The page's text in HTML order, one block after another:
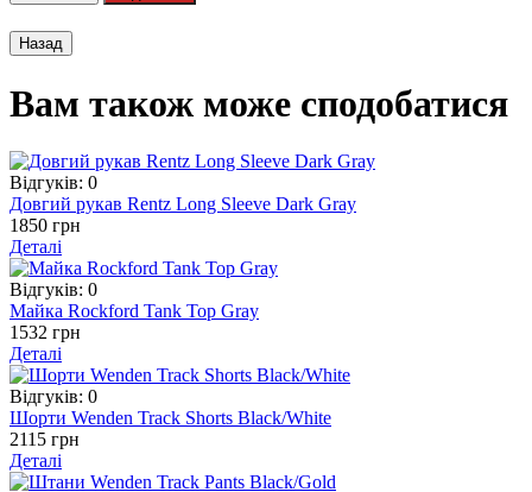
Вам також може сподобатися
Відгуків: 0
Довгий рукав Rentz Long Sleeve Dark Gray
1850 грн
Деталі
Відгуків: 0
Майка Rockford Tank Top Gray
1532 грн
Деталі
Відгуків: 0
Шорти Wenden Track Shorts Black/White
2115 грн
Деталі